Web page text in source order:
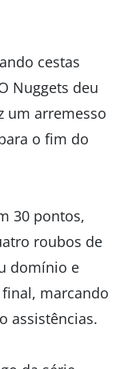
cestas
Nuggets deu
um arremesso
o fim do
30 pontos,
roubos de
domínio e
marcando
assistências.